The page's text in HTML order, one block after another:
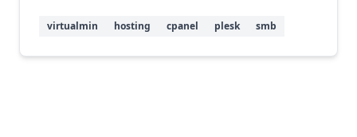
virtualmin hosting cpanel plesk smb